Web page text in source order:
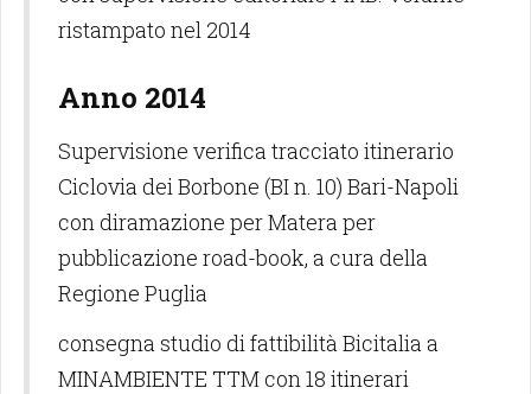
ristampato nel 2014
Anno 2014
Supervisione verifica tracciato itinerario
Ciclovia dei Borbone (BI n. 10) Bari-Napoli
con diramazione per Matera per
pubblicazione road-book, a cura della
Regione Puglia
consegna studio di fattibilità Bicitalia a
MINAMBIENTE TTM con 18 itinerari